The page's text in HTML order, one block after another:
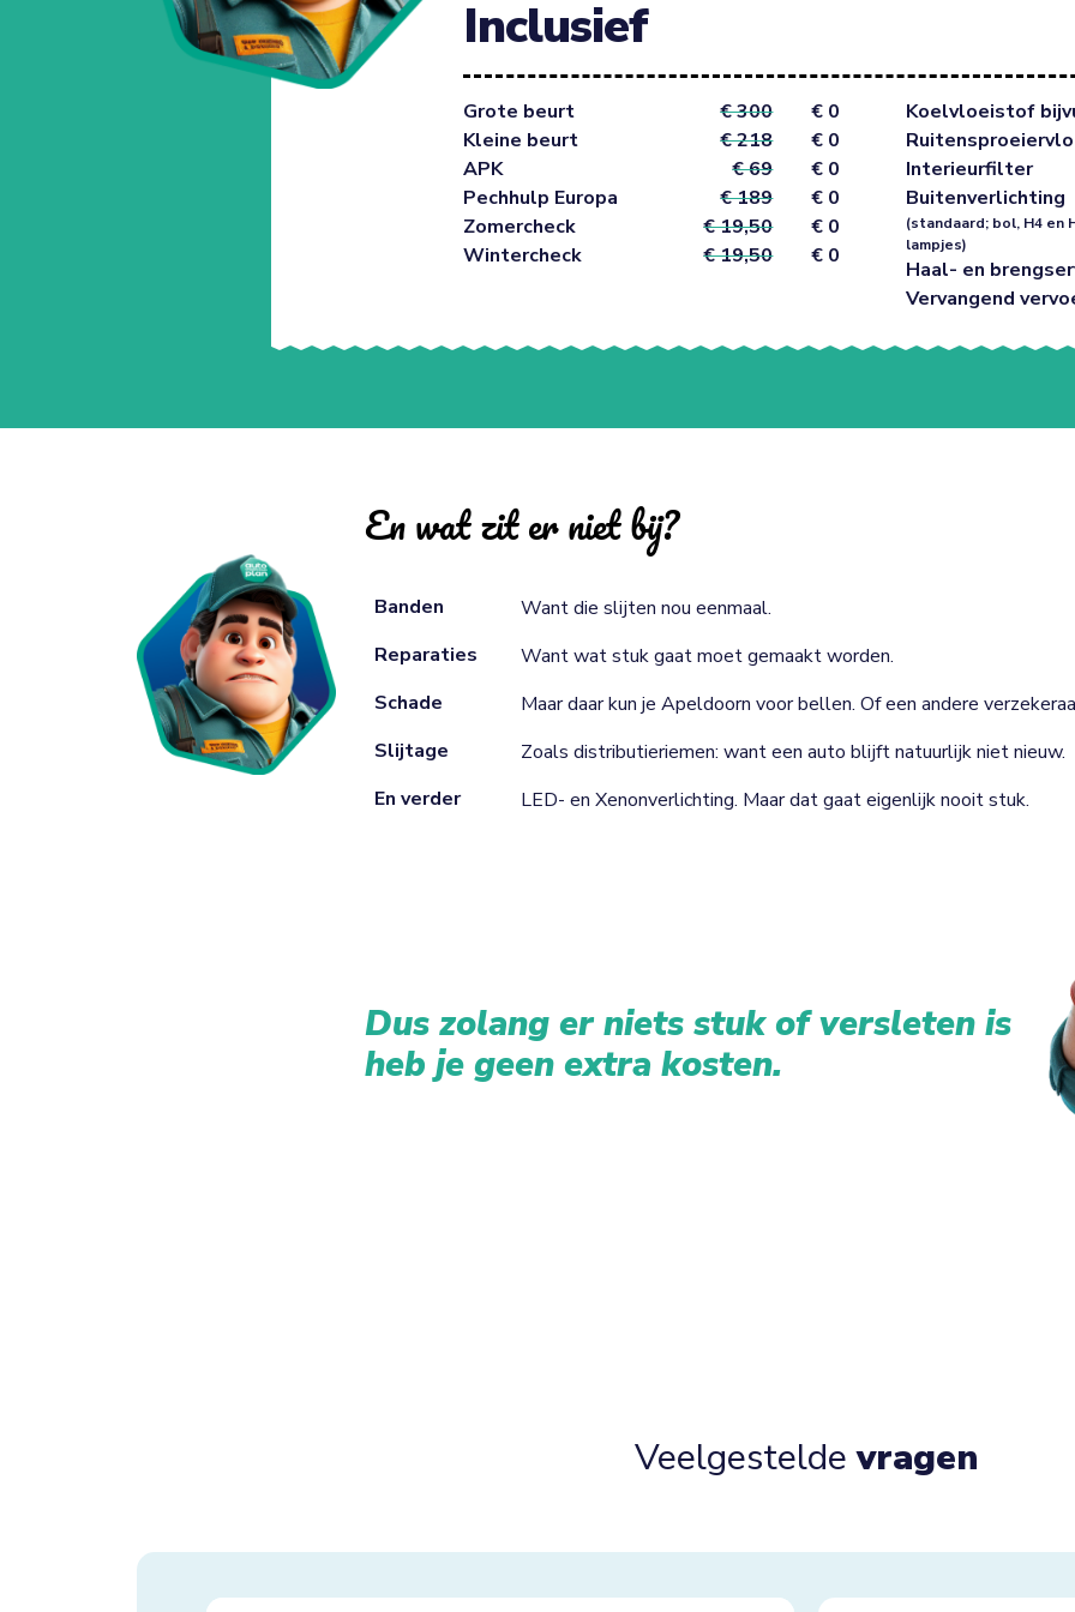
Inclusief
Grote beurt € 300
€ 0
Kleine beurt
€ 218
€ 0
APK
€ 69
€ 0
Pechhulp Europa
€ 189
€ 0
Zomercheck
€ 19,50
€ 0
Wintercheck
€ 19,50 € 0
Koelvloeistof
Interieurfilter
Buitenverlichting
(standaard; bol, H4 en
lampjes)
Haal- en
Vervangend
En wat zit er niet bij?
Banden
Want die slijten nou eenmaal.
Reparaties
Want wat stuk gaat moet gemaakt worden.
Schade
Maar daar kun je Apeldoorn voor bellen. Of een andere
Slijtage
Zoals distributieriemen: want een auto blijft natuurlijk niet nieuw.
En verder
LED- en Xenonverlichting. Maar dat gaat eigenlijk nooit stuk.
Dus zolang er niets stuk of versleten is
heb je geen extra kosten.
Veelgesteldevragen